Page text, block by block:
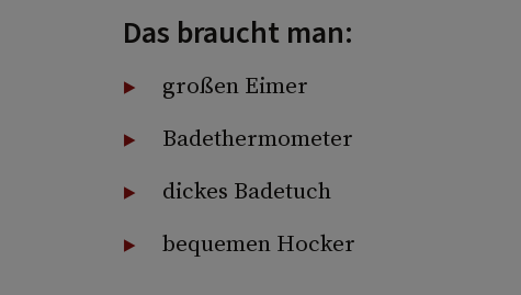
Das braucht man:
großen Eimer
Badethermometer
dickes Badetuch
bequemen Hocker